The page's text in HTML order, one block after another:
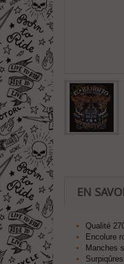
EN
Qualité
Encolure
Manches